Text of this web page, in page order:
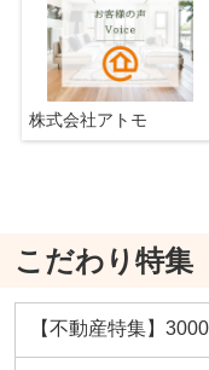
株式会社アトモ
こだわり特集
【不動産特集】